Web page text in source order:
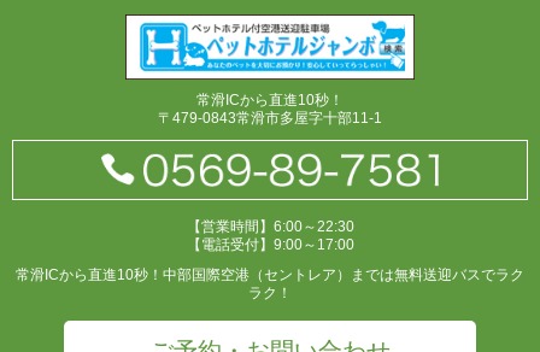
常滑ICから直進10秒！
〒479-0843常滑市多屋字十部11-1
【営業時間】6:00～22:30
【電話受付】9:00～17:00
常滑ICから直進10秒！中部国際空港（セントレア）までは無料送迎バスでラク
ラク！